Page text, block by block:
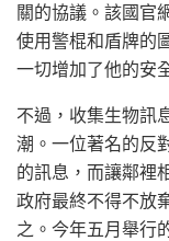
關的協議。該國官
使用警棍和盾牌的
一切增加了他的安
不過，收集生物訊
潮。一位著名的反
的訊息，而讓鄰裡
政府最終不得不放
之。今年五月舉行